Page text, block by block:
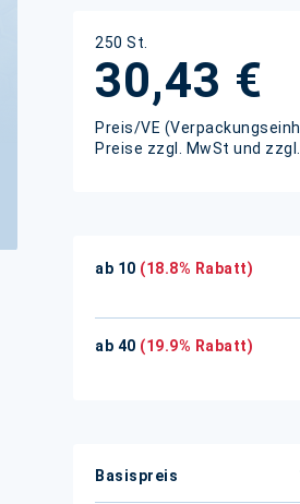
250 St.
30,43 €
Preis/VE
Preise zzgl. MwSt und
ab 10 (18.8% Rabatt)
ab 40 (19.9% Rabatt)
Weitere
Basispreis